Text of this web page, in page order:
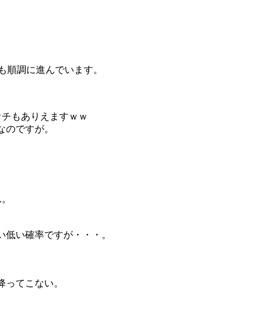
調に進んでいます。
もありえますｗｗ
ですが。
い確率ですが・・・。
てこない。